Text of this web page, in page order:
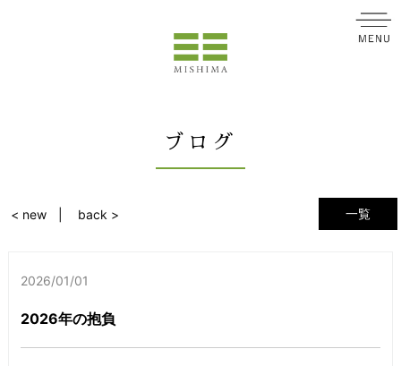
ブログ
一覧
< new back >
2026/01/01
2026年の抱負